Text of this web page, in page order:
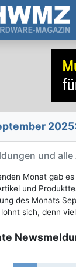
und
Monat gab
und
des Monats
sich, denn